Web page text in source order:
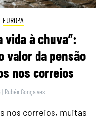
, EUROPA
vida à chuva”:
valor da pensão
nos correios
| Rubén Gonçalves
nos correios, muitas